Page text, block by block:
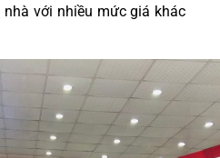
với nhiều mức giá khác